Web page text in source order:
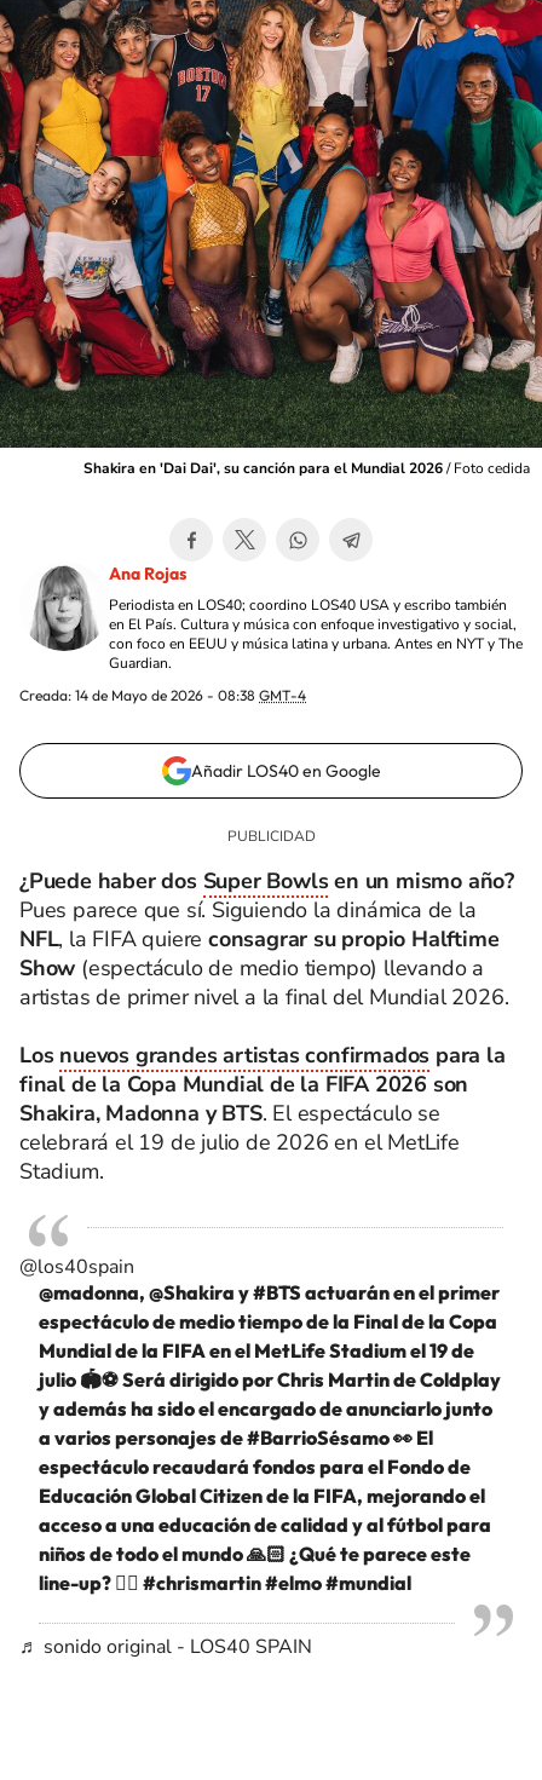
Shakira en 'Dai Dai', su canción para el Mundial 2026/Foto cedida
Ana Rojas
Periodista en LOS40; coordino LOS40 USA y escribo también
en El País. Cultura y música con enfoque investigativo y social,
con foco en EEUU y música latina y urbana. Antes en NYT y The
Guardian.
Creada: 14 de Mayo de 2026 - 08:38 GMT-4
Añadir LOS40 en Google
¿Puede haber dos Super Bowlsen un mismo año?
Pues parece que sí. Siguiendo la dinámica de la
NFL, la FIFA quiere consagrar su propio Halftime
Show (espectáculo de medio tiempo) llevando a
artistas de primer nivel a la final del Mundial 2026.
Los nuevos grandes artistas confirmados para la
final de la Copa Mundial de la FIFA 2026 son
Shakira, Madonna y BTS. El espectáculo se
celebrará el 19 de julio de 2026 en el MetLife
Stadium.
@los40spain
@madonna, @Shakira y#BTS actuarán en el primer
espectáculo de medio tiempo de la Final de la Copa
Mundial de la FIFA en el MetLife Stadium el 19 de
julio 🏟️⚽️ Será dirigido por Chris Martin de Coldplay
y además ha sido el encargado de anunciarlo junto
a varios personajes de#BarrioSésamo👀 El
espectáculo recaudará fondos para el Fondo de
Educación Global Citizen de la FIFA, mejorando el
acceso a una educación de calidad y al fútbol para
niños de todo el mundo 🙏🏻 ¿Qué te parece este
line-up? 👇🏼 #chrismartin#elmo#mundial
♬ sonido original - LOS40 SPAIN